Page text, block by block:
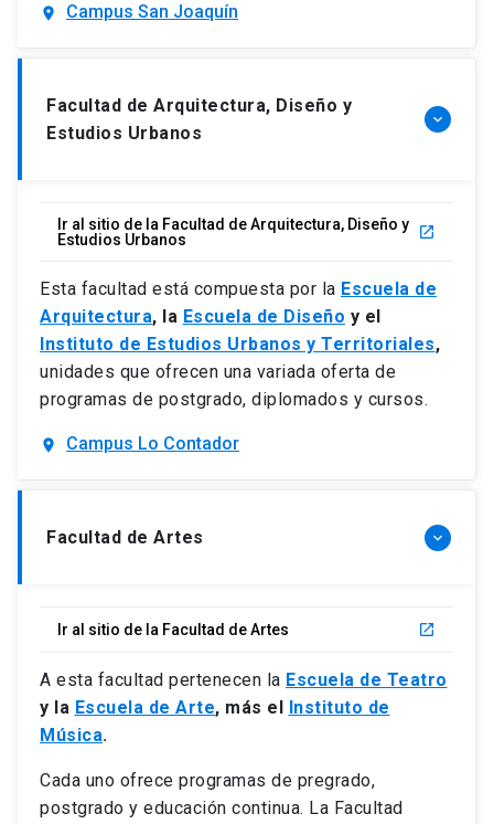
location_on Campus San Joaquín
Facultad de Arquitectura, Diseño y
Estudios Urbanos
keyboard_arrow_down
Ir al sitio de la Facultad de Arquitectura, Diseño y
Estudios Urbanos
launch
Esta facultad está compuesta por la Escuela de
Arquitectura, la Escuela de Diseño y el
Instituto de Estudios Urbanos y Territoriales,
unidades que ofrecen una variada oferta de
programas de postgrado, diplomados y cursos.
location_on Campus Lo Contador
Facultad de Artes keyboard_arrow_down
Ir al sitio de la Facultad de Artes launch
A esta facultad pertenecen la Escuela de Teatro
y la Escuela de Arte, más el Instituto de
Música.
Cada uno ofrece programas de pregrado,
postgrado y educación continua. La Facultad